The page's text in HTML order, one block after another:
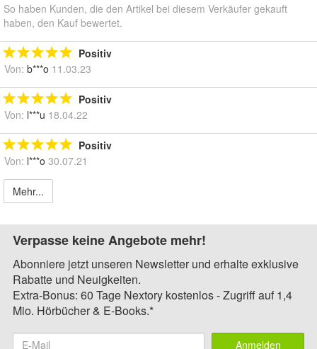
So haben Kunden, die den Artikel bei diesem Verkäufer gekauft
haben, den Kauf bewertet.
Positiv
Von: b***o 11.03.23
Positiv
Von: l***u 18.04.22
Positiv
Von: l***o 30.07.21
Mehr...
Verpasse keine Angebote mehr!
Abonniere jetzt unseren Newsletter und erhalte exklusive
Rabatte und Neuigkeiten.
Extra-Bonus: 60 Tage Nextory kostenlos - Zugriff auf 1,4
Mio. Hörbücher & E-Books.*
Anmelden